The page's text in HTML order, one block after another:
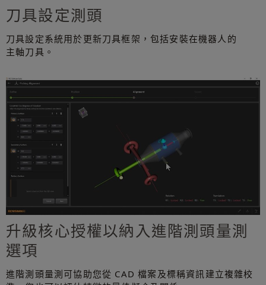
刀具設定測頭
刀具設定系統用於更新刀具框架，包括安裝在機器人的
主軸刀具。
升級核心授權以納入進階測頭量測
選項
進階測頭量測可協助您從 CAD 檔案及標稱資訊建立複雜校